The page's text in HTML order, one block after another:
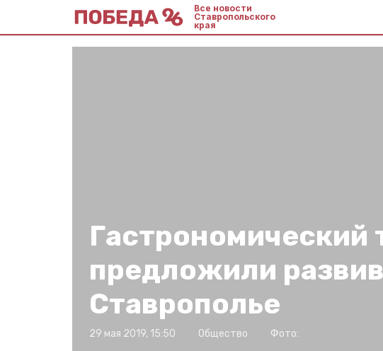
Все новости
Ставропольского
края
Гастрономический
предложили
Ставрополье
29 мая 2019, 15:50 Общество Фото: